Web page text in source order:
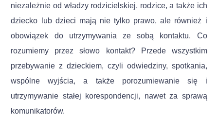
niezależnie od władzy rodzicielskiej, rodzice, a także ich
dziecko lub dzieci mają nie tylko prawo, ale również i
obowiązek do utrzymywania ze sobą kontaktu. Co
rozumiemy przez słowo kontakt? Przede wszystkim
przebywanie z dzieckiem, czyli odwiedziny, spotkania,
wspólne wyjścia, a także porozumiewanie się i
utrzymywanie stałej korespondencji, nawet za sprawą
komunikatorów.